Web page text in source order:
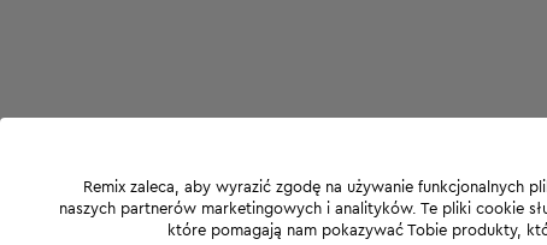
Remix zaleca, aby wyrazić zgodę na używanie funkcjonalnych
naszych partnerów marketingowych i analityków. Te pliki cookie
które pomagają nam pokazywać Tobie produkty,